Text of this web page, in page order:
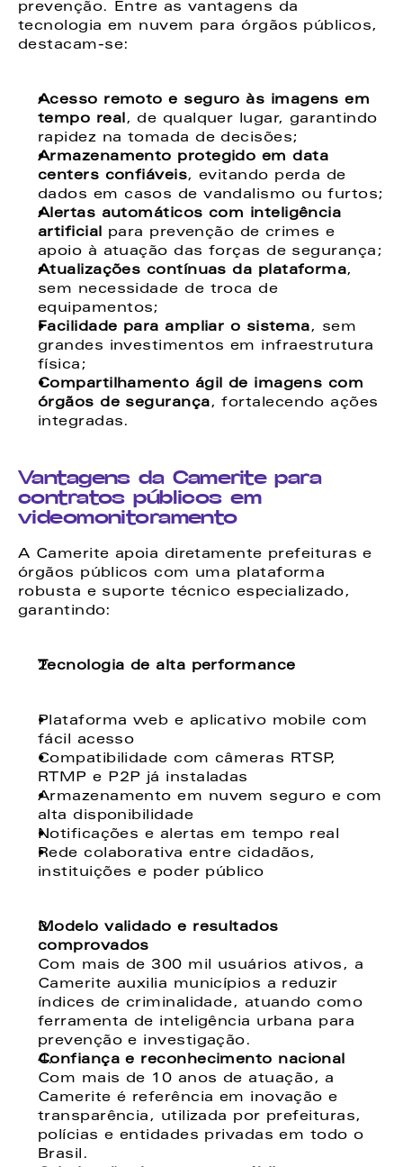
prevenção. Entre as vantagens da
tecnologia em nuvem para órgãos públicos,
destacam-se:
Acesso remoto e seguro às imagens em
tempo real, de qualquer lugar, garantindo
rapidez na tomada de decisões;
Armazenamento protegido em data
centers confiáveis, evitando perda de
dados em casos de vandalismo ou furtos;
Alertas automáticos com inteligência
artificial para prevenção de crimes e
apoio à atuação das forças de segurança;
Atualizações contínuas da plataforma,
sem necessidade de troca de
equipamentos;
Facilidade para ampliar o sistema, sem
grandes investimentos em infraestrutura
física;
Compartilhamento ágil de imagens com
órgãos de segurança, fortalecendo ações
integradas.
Vantagens da Camerite para
contratos públicos em
videomonitoramento
A Camerite apoia diretamente prefeituras e
órgãos públicos com uma plataforma
robusta e suporte técnico especializado,
garantindo:
Tecnologia de alta performance
Plataforma web e aplicativo mobile com
fácil acesso
Compatibilidade com câmeras RTSP,
RTMP e P2P já instaladas
Armazenamento em nuvem seguro e com
alta disponibilidade
Notificações e alertas em tempo real
Rede colaborativa entre cidadãos,
instituições e poder público
Modelo validado e resultados
comprovados
Com mais de 300 mil usuários ativos, a
Camerite auxilia municípios a reduzir
índices de criminalidade, atuando como
ferramenta de inteligência urbana para
prevenção e investigação.
Confiança e reconhecimento nacional
Com mais de 10 anos de atuação, a
Camerite é referência em inovação e
transparência, utilizada por prefeituras,
polícias e entidades privadas em todo o
Brasil.